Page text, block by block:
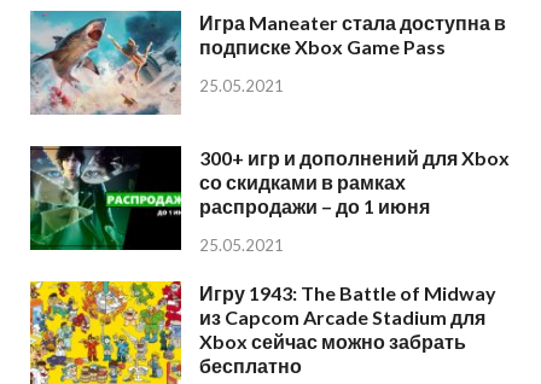
Игра Maneater стала доступна в
подписке Xbox Game Pass
25.05.2021
300+ игр и дополнений для Xbox
со скидками в рамках
распродажи – до 1 июня
25.05.2021
Игру 1943: The Battle of Midway
из Capcom Arcade Stadium для
Xbox сейчас можно забрать
бесплатно